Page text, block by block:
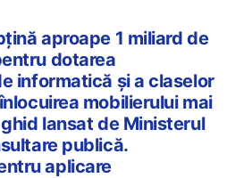
aproape 1 miliard de
dotarea
informatică și a claselor
mobilierului mai
lansat de Ministerul
publică.
aplicare